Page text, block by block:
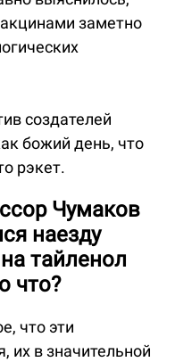
заметно
создателей
божий день, что
рэкет.
Чумаков
наезду
тайленол
что?
что эти
их в значительной